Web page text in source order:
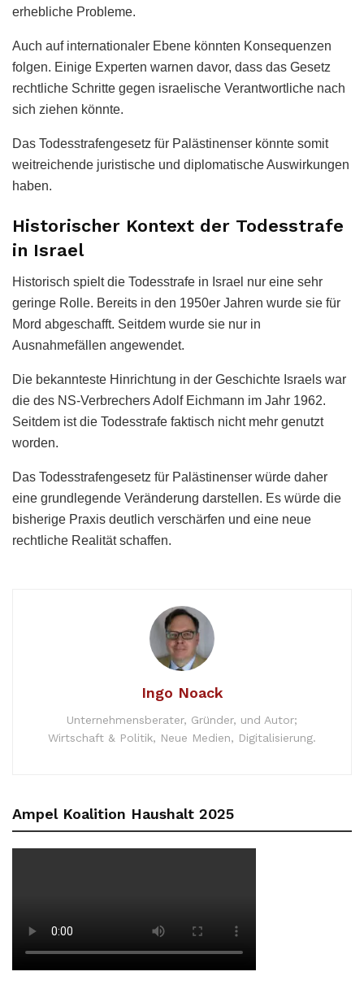
erhebliche Probleme.
Auch auf internationaler Ebene könnten Konsequenzen
folgen. Einige Experten warnen davor, dass das Gesetz
rechtliche Schritte gegen israelische Verantwortliche nach
sich ziehen könnte.
Das Todesstrafengesetz für Palästinenser könnte somit
weitreichende juristische und diplomatische Auswirkungen
haben.
Historischer Kontext der Todesstrafe
in Israel
Historisch spielt die Todesstrafe in Israel nur eine sehr
geringe Rolle. Bereits in den 1950er Jahren wurde sie für
Mord abgeschafft. Seitdem wurde sie nur in
Ausnahmefällen angewendet.
Die bekannteste Hinrichtung in der Geschichte Israels war
die des NS-Verbrechers Adolf Eichmann im Jahr 1962.
Seitdem ist die Todesstrafe faktisch nicht mehr genutzt
worden.
Das Todesstrafengesetz für Palästinenser würde daher
eine grundlegende Veränderung darstellen. Es würde die
bisherige Praxis deutlich verschärfen und eine neue
rechtliche Realität schaffen.
Ingo Noack
Unternehmensberater, Gründer, und Autor;
Wirtschaft & Politik, Neue Medien, Digitalisierung.
Ampel Koalition Haushalt 2025